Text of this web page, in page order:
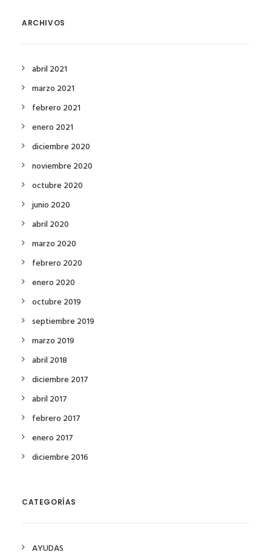
ARCHIVOS
abril 2021
marzo 2021
febrero 2021
enero 2021
diciembre 2020
noviembre 2020
octubre 2020
junio 2020
abril 2020
marzo 2020
febrero 2020
enero 2020
octubre 2019
septiembre 2019
marzo 2019
abril 2018
diciembre 2017
abril 2017
febrero 2017
enero 2017
diciembre 2016
CATEGORÍAS
AYUDAS